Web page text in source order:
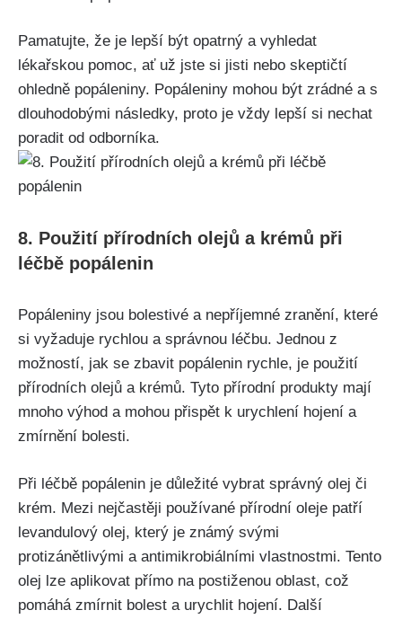
Pamatujte, že je ⁣lepší‍ být opatrný a vyhledat
‍lékařskou pomoc, ať už jste si jisti nebo skeptičtí
ohledně⁢ popáleniny. Popáleniny mohou být zrádné a s
dlouhodobými následky, proto je vždy lepší si ‍nechat
poradit od‌ odborníka.
8. Použití přírodních olejů a krémů při
léčbě⁣ popálenin
Popáleniny jsou bolestivé a nepříjemné zranění, které
si vyžaduje rychlou a správnou léčbu. Jednou z
možností, jak se​ zbavit popálenin rychle, je použití⁣
přírodních olejů a krémů. Tyto⁢ přírodní produkty mají​
mnoho ⁢výhod ‌a mohou přispět k urychlení⁢ hojení⁤ a
zmírnění bolesti.
Při léčbě popálenin​ je ‍důležité⁤ vybrat správný ⁢olej⁢ či
krém. Mezi nejčastěji používané ⁢přírodní oleje patří
levandulový‌ olej, který je ‌známý svými
‌protizánětlivými⁣ a antimikrobiálními vlastnostmi. Tento
olej lze aplikovat⁢ přímo na postiženou oblast, což
pomáhá zmírnit bolest a urychlit ‍hojení. Další